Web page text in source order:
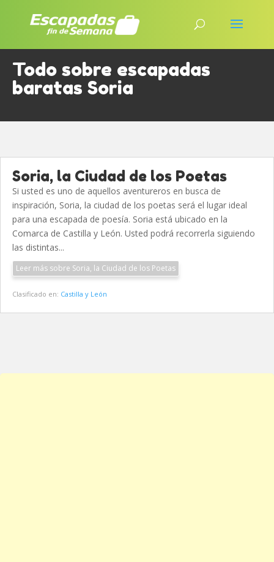
Todo sobre escapadas
baratas Soria
Soria, la Ciudad de los Poetas
Si usted es uno de aquellos aventureros en busca de
inspiración, Soria, la ciudad de los poetas será el lugar ideal
para una escapada de poesía. Soria está ubicado en la
Comarca de Castilla y León. Usted podrá recorrerla siguiendo
las distintas...
Leer más sobre Soria, la Ciudad de los Poetas
Clasificado en: Castilla y León